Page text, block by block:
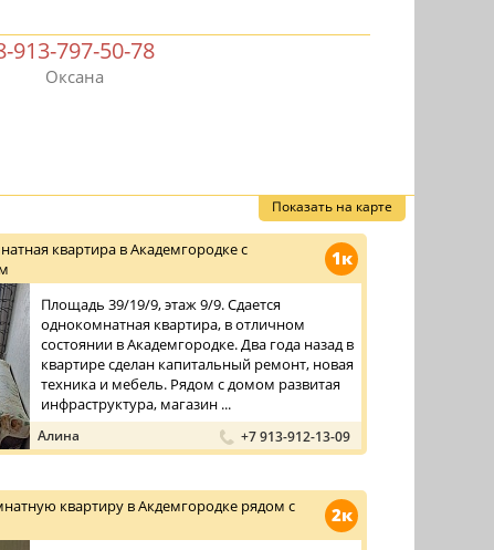
913-797-50-78
Оксана
Показать на карте
1к
квартира в Академгородке с
Площадь 39/19/9, этаж 9/9. Сдается
однокомнатная квартира, в отличном
состоянии в Академгородке. Два года назад в
квартире сделан капитальный ремонт, новая
техника и мебель. Рядом с домом развитая
инфраструктура, магазин ...
Алина +7 913-912-13-09
2к
квартиру в Акдемгородке рядом с